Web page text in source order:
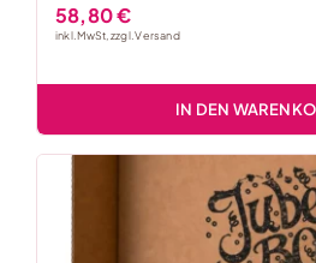
58,80€
inkl. MwSt, zzgl.Versand
IN DEN